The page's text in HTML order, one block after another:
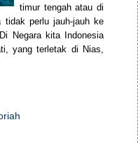
timur tengah atau di
tidak perlu jauh-jauh ke
Negara kita Indonesia
yang terletak di Nias,